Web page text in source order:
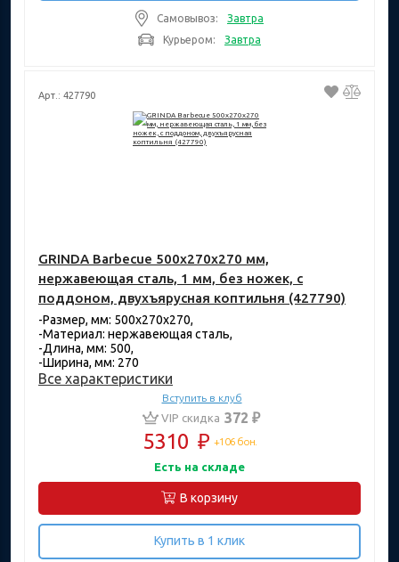
Самовывоз:
Завтра
Курьером:
Завтра
Арт.: 427790
GRINDA Barbecue 500х270х270 мм,
нержавеющая сталь, 1 мм, без ножек, с
поддоном, двухъярусная коптильня (427790)
-Размер, мм: 500х270х270,
-Материал: нержавеющая сталь,
-Длина, мм: 500,
-Ширина, мм: 270
Все характеристики
Вступить в клуб
VIP скидка 372 ₽
5310 ₽ +106 бон.
Есть на складе
В корзину
Купить в 1 клик